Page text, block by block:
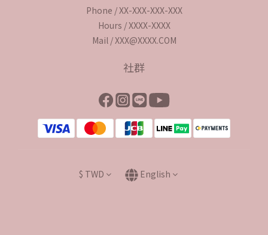
Phone / XX-XXX-XXX-XXX
Hours / XXXX-XXXX
Mail / XXX@XXXX.COM
社群
$ TWD English